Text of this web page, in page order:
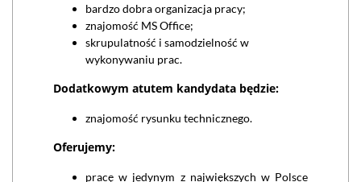
bardzo dobra organizacja pracy;
znajomość MS Office;
skrupulatność i samodzielność w
wykonywaniu prac.
Dodatkowym atutem kandydata będzie:
znajomość rysunku technicznego.
Oferujemy:
pracę w jedynym z największych w Polsce